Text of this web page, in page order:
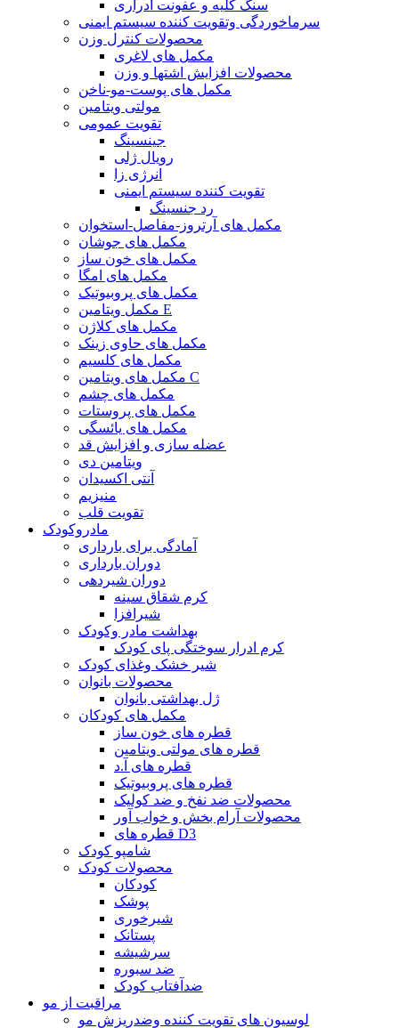
سنگ کلیه و عفونت ادراری
سرماخوردگی وتقویت کننده سیستم ایمنی
محصولات کنترل وزن
مکمل های لاغری
محصولات افزایش اشتها و وزن
مکمل های پوست-مو-ناخن
مولتی ویتامین
تقویت عمومی
جینسینگ
رویال ژلی
انرژی زا
تقویت کننده سیستم ایمنی
رد جنسینگ
مکمل های آرتروز-مفاصل-استخوان
مکمل های جوشان
مکمل های خون ساز
مکمل های امگا
مکمل های پروبیوتیک
مکمل ویتامین E
مکمل های کلاژن
مکمل های حاوی زینک
مکمل های کلسیم
مکمل های ویتامین C
مکمل های چشم
مکمل های پروستات
مکمل های یائسگی
عضله سازی و افزایش قد
ویتامین دی
آنتی اکسیدان
منیزیم
تقویت قلب
مادروکودک
آمادگی برای بارداری
دوران بارداری
دوران شیردهی
کرم شقاق سینه
شیرافزا
بهداشت مادر وکودک
کرم ادرار سوختگی پای کودک
شیر خشک وغذای کودک
محصولات بانوان
ژل بهداشتی بانوان
مکمل های کودکان
قطره های خون ساز
قطره های مولتی ویتامین
قطره های آ.د
قطره های پروبیوتیک
محصولات ضد نفخ و ضد کولیک
محصولات آرام بخش و خواب آور
قطره های D3
شامپو کودک
محصولات کودک
کودکان
پوشک
شیرخوری
پستانک
سرشیشه
ضد سبوره
ضدآفتاب کودک
مراقبت از مو
لوسیون های تقویت کننده وضدریزش مو